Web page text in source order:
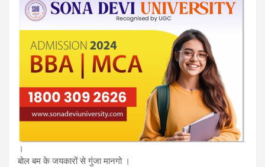
।
बोल बम के जयकारों से गुंजा मानगो ।